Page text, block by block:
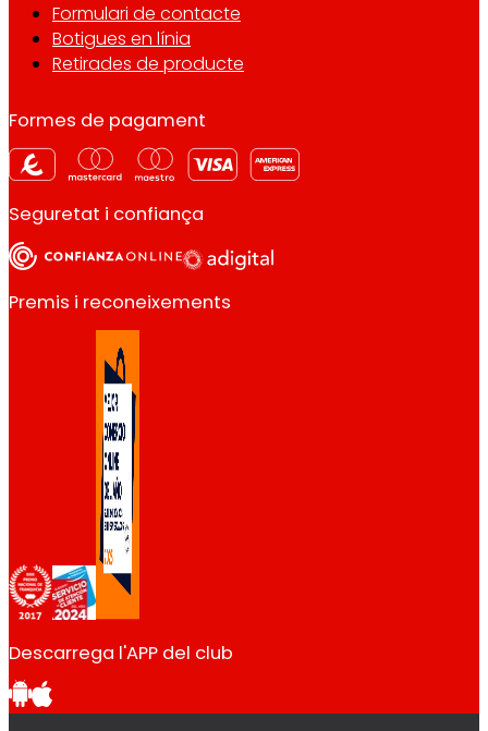
Formulari de contacte
Botigues en línia
Retirades de producte
Formes de pagament
Seguretat i confiança
Premis i reconeixements
Descarrega l'APP del club